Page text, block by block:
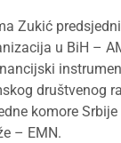
Zukić
u BiH –
društvenog
komore Srbije
– EMN.